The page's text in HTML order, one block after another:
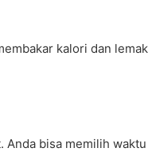
kalori dan
bisa memilih